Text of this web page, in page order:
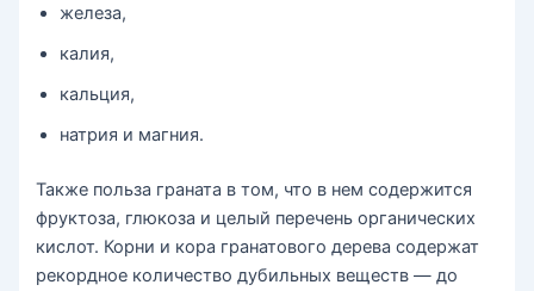
железа,
калия,
кальция,
натрия и магния.
Также польза граната в том, что в нем содержится
фруктоза, глюкоза и целый перечень органических
кислот. Корни и кора гранатового дерева содержат
рекордное количество дубильных веществ — до